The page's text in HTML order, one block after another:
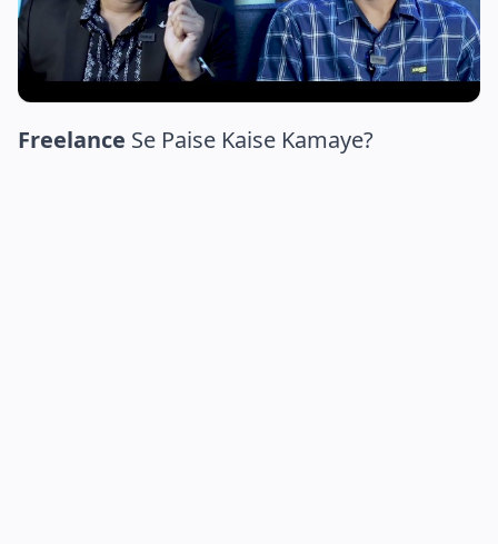
Freelance Se Paise Kaise Kamaye?